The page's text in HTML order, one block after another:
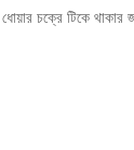
ধোয়ার চক্রে টিকে থাকার